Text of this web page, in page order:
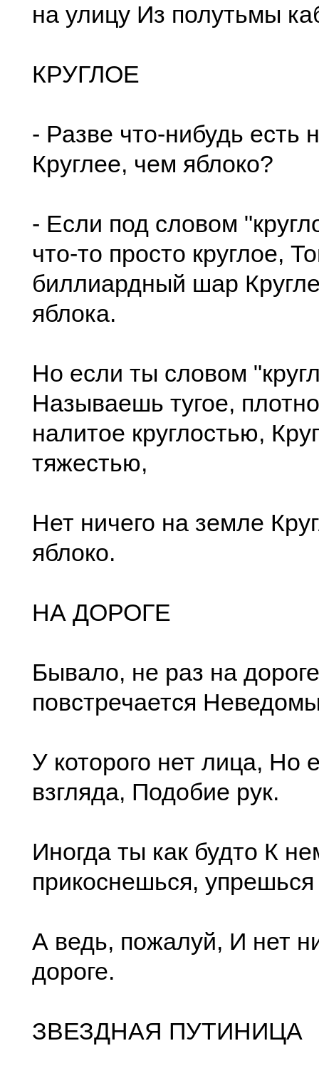
на улицу Из полутьмы
КРУГЛОЕ
- Разве что-нибудь есть
Круглее, чем яблоко?
- Если под словом
что-то просто круглое,
биллиардный шар
яблока.
Но если ты словом
Называешь тугое,
налитое круглостью,
тяжестью,
Нет ничего на земле
яблоко.
НА ДОРОГЕ
Бывало, не раз на
повстречается
У которого нет лица, Но
взгляда, Подобие рук.
Иногда ты как будто К
прикоснешься, упрешься
А ведь, пожалуй, И нет
дороге.
ЗВЕЗДНАЯ ПУТИНИЦА